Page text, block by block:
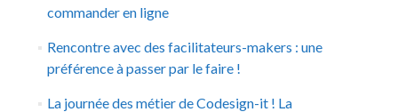
commander en ligne
Rencontre avec des facilitateurs-makers : une
préférence à passer par le faire !
La journée des métier de Codesign-it ! La